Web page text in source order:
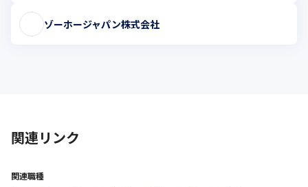
ゾーホージャパン株式会社
関連リンク
関連職種